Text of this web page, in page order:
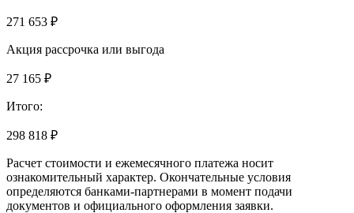
271 653 ₽
Акция рассрочка или выгода
27 165 ₽
Итого:
298 818 ₽
Расчет стоимости и ежемесячного платежа носит
ознакомительный характер. Окончательные условия
определяются банками-партнерами в момент подачи
документов и официального оформления заявки.